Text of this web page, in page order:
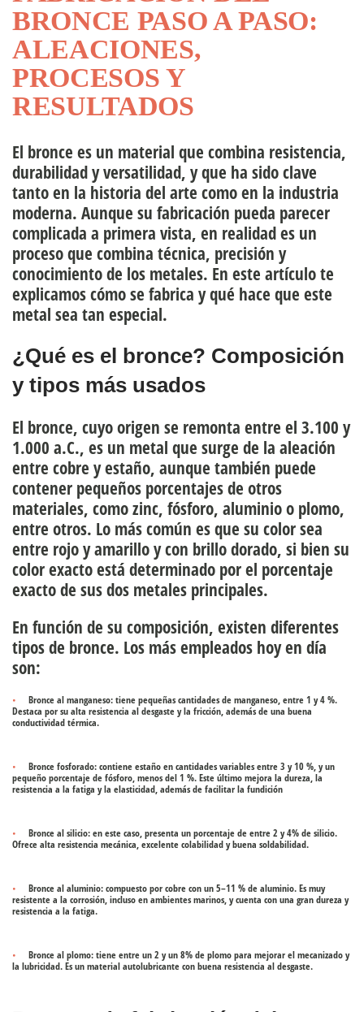
BRONCE PASO A PASO:
ALEACIONES,
PROCESOS Y
RESULTADOS
El bronce es un material que combina resistencia,
durabilidad y versatilidad, y que ha sido clave
tanto en la historia del arte como en la industria
moderna. Aunque su fabricación pueda parecer
complicada a primera vista, en realidad es un
proceso que combina técnica, precisión y
conocimiento de los metales. En este artículo te
explicamos cómo se fabrica y qué hace que este
metal sea tan especial.
¿Qué es el bronce? Composición
y tipos más usados
El bronce, cuyo origen se remonta entre el 3.100 y
1.000 a.C., es un metal que surge de la aleación
entre cobre y estaño, aunque también puede
contener pequeños porcentajes de otros
materiales, como zinc, fósforo, aluminio o plomo,
entre otros. Lo más común es que su color sea
entre rojo y amarillo y con brillo dorado, si bien su
color exacto está determinado por el porcentaje
exacto de sus dos metales principales.
En función de su composición, existen diferentes
tipos de bronce. Los más empleados hoy en día
son:
Bronce al manganeso: tiene pequeñas cantidades de manganeso, entre 1 y 4 %.
Destaca por su alta resistencia al desgaste y la fricción, además de una buena
conductividad térmica.
Bronce fosforado: contiene estaño en cantidades variables entre 3 y 10 %, y un
pequeño porcentaje de fósforo, menos del 1 %. Este último mejora la dureza, la
resistencia a la fatiga y la elasticidad, además de facilitar la fundición
Bronce al silicio: en este caso, presenta un porcentaje de entre 2 y 4% de silicio.
Ofrece alta resistencia mecánica, excelente colabilidad y buena soldabilidad.
Bronce al aluminio: compuesto por cobre con un 5–11 % de aluminio. Es muy
resistente a la corrosión, incluso en ambientes marinos, y cuenta con una gran dureza y
resistencia a la fatiga.
Bronce al plomo: tiene entre un 2 y un 8% de plomo para mejorar el mecanizado y
la lubricidad. Es un material autolubricante con buena resistencia al desgaste.
directivo